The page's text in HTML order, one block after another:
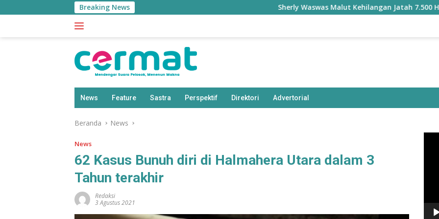
ke
Breaking News Sherly Waswas Malut Kehilangan Jatah 7.500 Hektare
News Feature Sastra Perspektif Direktori Advertorial
Beranda News
News
62 Kasus Bunuh diri di Halmahera Utara dalam 3
Tahun terakhir
Redaksi
3 Agustus 2021